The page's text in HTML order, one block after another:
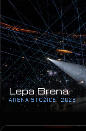
Lepa Brena
ARENA STOŽICE · 2025